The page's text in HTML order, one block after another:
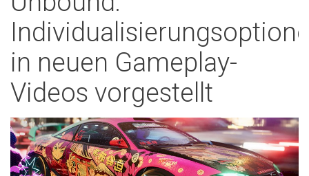
in neuen Gameplay-
Videos vorgestellt